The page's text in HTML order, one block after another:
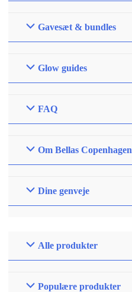
Gavesæt & bundles
Glow guides
FAQ
Om Bellas Copenhagen
Dine genveje
Alle produkter
Populære produkter